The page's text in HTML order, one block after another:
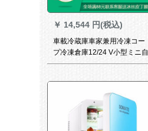
￥ 14,544 円(税込)
車載冷蔵庫車家兼用冷凍コー
プ冷凍倉庫12/24 V小型ミニ自
動車冷蔵庫22リット【家庭兼